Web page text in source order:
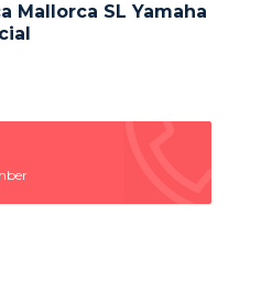
Mallorca SL Yamaha